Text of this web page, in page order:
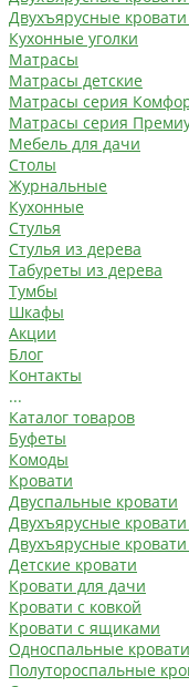
Двухъярусные
Кухонные уголки
Матрасы
Матрасы детские
Матрасы серия
Матрасы серия
Мебель для дачи
Столы
Журнальные
Кухонные
Стулья
Стулья из дерева
Табуреты из дерева
Тумбы
Шкафы
Акции
Блог
Контакты
...
Каталог товаров
Буфеты
Комоды
Кровати
Двуспальные кровати
Двухъярусные
Двухъярусные
Детские кровати
Кровати для дачи
Кровати с ковкой
Кровати с ящиками
Односпальные кровати
Полутороспальные